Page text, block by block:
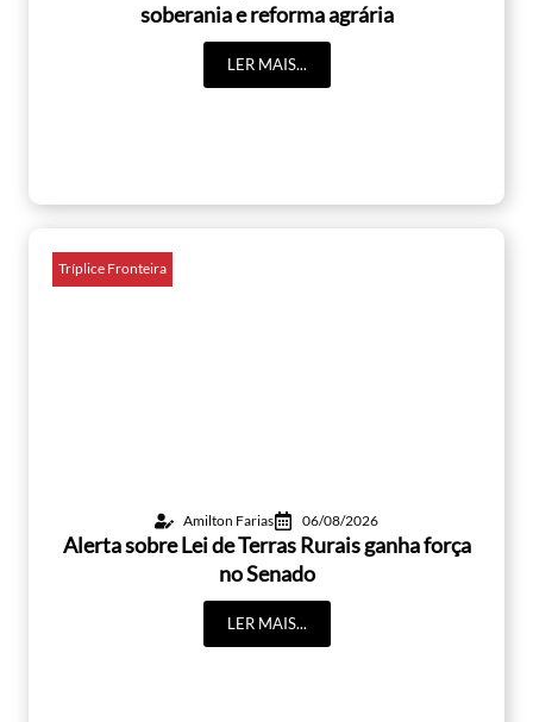
soberania e reforma agrária
LER MAIS...
Tríplice Fronteira
Amilton Farias 06/08/2026
Alerta sobre Lei de Terras Rurais ganha força
no Senado
LER MAIS...